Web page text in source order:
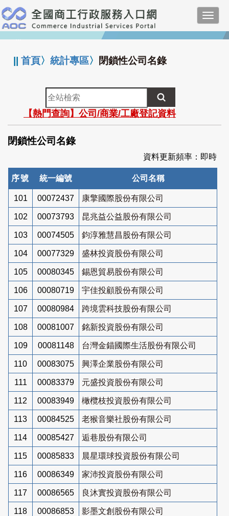
跳
到
主
要
:::
||首頁〉統計專區〉 閉鎖性公司名錄
全
站
檢
索
【熱門查詢】公司/商業/工廠登記資料
閉鎖性公司名錄
資料更新頻率：即時
序號 統一編號 公司名稱
101 00072437 康擎國際股份有限公司
102 00073793 昆兆益公益股份有限公司
103 00074505 鈞淳雅慧昌股份有限公司
104 00077329 盛林投資股份有限公司
105 00080345 錫恩貿易股份有限公司
106 00080719 宇佳投顧股份有限公司
107 00080984 跨境雲科技股份有限公司
108 00081007 銘新投資股份有限公司
109 00081148 台灣金錨國際生活股份有限公司
110 00083075 興澤企業股份有限公司
111 00083379 元盛投資股份有限公司
112 00083949 橄欖枝投資股份有限公司
113 00084525 老猴音樂社股份有限公司
114 00085427 逅巷股份有限公司
115 00085833 晨星環球投資股份有限公司
116 00086349 家沛投資股份有限公司
117 00086565 良沐實投資股份有限公司
118 00086853 影墨文創股份有限公司